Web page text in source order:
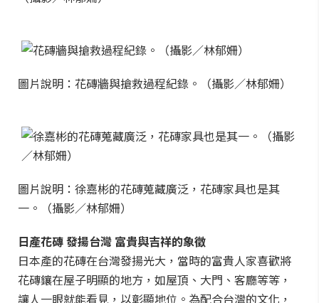
圖片說明：花磚牆與搶救過程紀錄。（攝影／林郁姍）
圖片說明：徐嘉彬的花磚蒐藏廣泛，花磚家具也是其
一。（攝影／林郁姍）
日產花磚 發揚台灣 富貴與吉祥的象徵
日本產的花磚在台灣發揚光大，當時的富貴人家喜歡將
花磚鑲在屋子明顯的地方，如屋頂、大門、客廳等等，
讓人一眼就能看見，以彰顯地位。為配合台灣的文化，